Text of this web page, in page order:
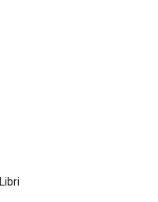
Libri